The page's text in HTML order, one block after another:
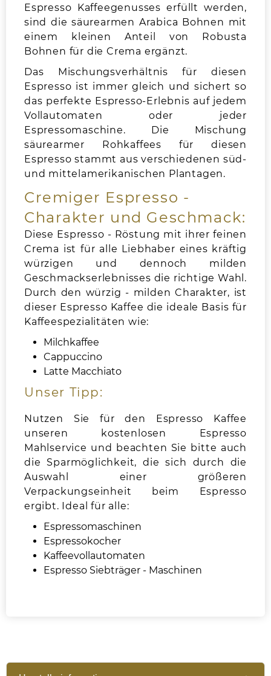
Espresso Kaffeegenusses erfüllt werden,
sind die säurearmen Arabica Bohnen mit
einem kleinen Anteil von Robusta
Bohnen für die Crema ergänzt.
Das Mischungsverhältnis für diesen
Espresso ist immer gleich und sichert so
das perfekte Espresso-Erlebnis auf jedem
Vollautomaten oder jeder
Espressomaschine. Die Mischung
säurearmer Rohkaffees für diesen
Espresso stammt aus verschiedenen süd-
und mittelamerikanischen Plantagen.
Cremiger Espresso -
Charakter und Geschmack:
Diese Espresso - Röstung mit ihrer feinen
Crema ist für alle Liebhaber eines kräftig
würzigen und dennoch milden
Geschmackserlebnisses die richtige Wahl.
Durch den würzig - milden Charakter, ist
dieser Espresso Kaffee die ideale Basis für
Kaffeespezialitäten wie:
Milchkaffee
Cappuccino
Latte Macchiato
Unser Tipp:
Nutzen Sie für den Espresso Kaffee
unseren kostenlosen Espresso
Mahlservice und beachten Sie bitte auch
die Sparmöglichkeit, die sich durch die
Auswahl einer größeren
Verpackungseinheit beim Espresso
ergibt. Ideal für alle:
Espressomaschinen
Espressokocher
Kaffeevollautomaten
Espresso Siebträger - Maschinen